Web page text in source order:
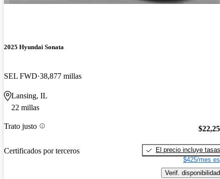
2025 Hyundai Sonata
SEL FWD 38,877 millas
Lansing, IL
22 millas
Trato justo
Certificados por terceros
El precio incluye tasas
$425/mes
Verif. disponibilidad